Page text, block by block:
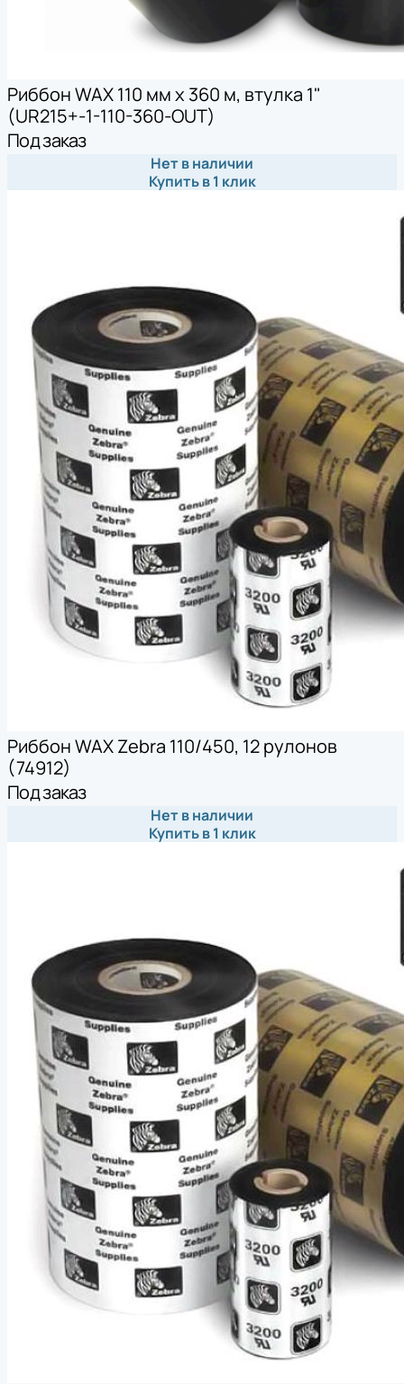
Риббон WAX 110 мм х 360 м, втулка 1"
(UR215+-1-110-360-OUT)
Под заказ
Нет в наличии
Купить в 1 клик
Риббон WAX Zebra 110/450, 12 рулонов
(74912)
Под заказ
Нет в наличии
Купить в 1 клик